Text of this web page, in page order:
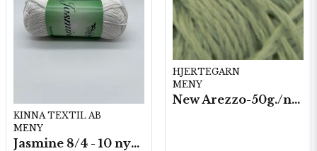
KINNA TEXTIL AB
MENY
Jasmine 8/4 - 10 nystan a50g./fp.
HJERTEGARN
MENY
New Arezzo-50g./nyst. 10 st/fp.